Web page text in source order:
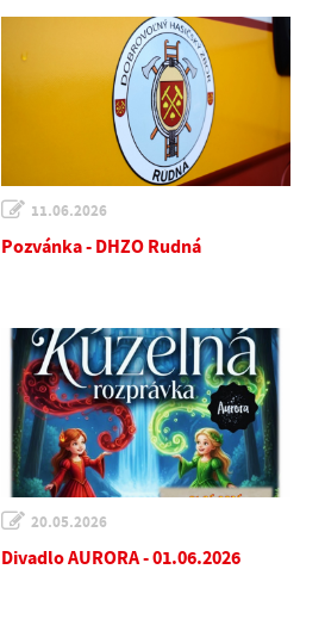
11.06.2026
Pozvánka - DHZO Rudná
20.05.2026
Divadlo AURORA - 01.06.2026